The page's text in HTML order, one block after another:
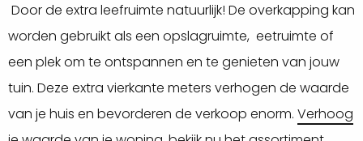
Door de extra leefruimte natuurlijk! De overkapping kan
worden gebruikt als een opslagruimte, eetruimte of
een plek om te ontspannen en te genieten van jouw
tuin. Deze extra vierkante meters verhogen de waarde
van je huis en bevorderen de verkoop enorm. Verhoog